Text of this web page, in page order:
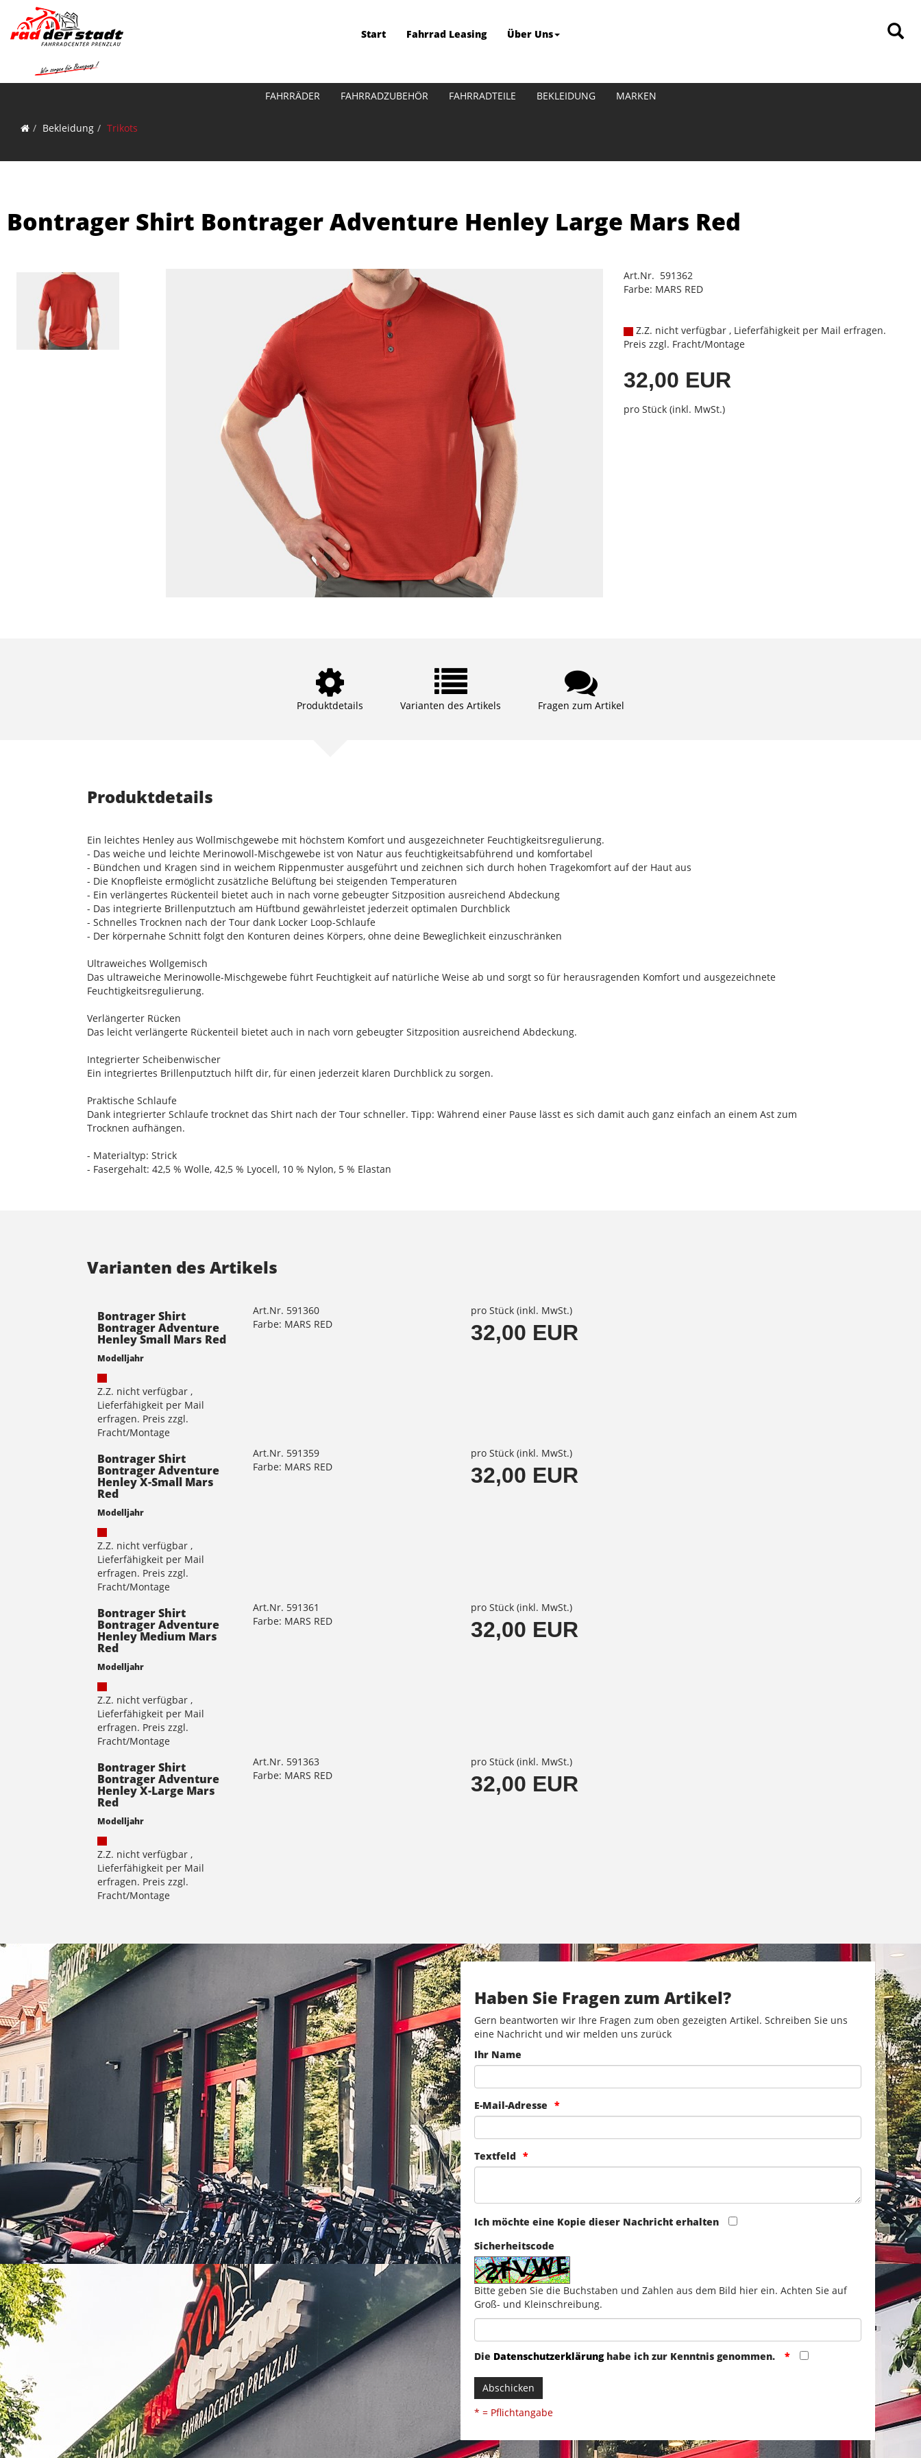
Start Fahrrad Leasing Über Uns
FAHRRÄDER FAHRRADZUBEHÖR FAHRRADTEILE BEKLEIDUNG MARKEN
Bekleidung Trikots
Bontrager Shirt Bontrager Adventure Henley Large Mars Red
Art.Nr. 591362
Farbe: MARS RED
Z.Z. nicht verfügbar , Lieferfähigkeit per Mail erfragen.
Preis zzgl. Fracht/Montage
32,00 EUR
pro Stück (inkl. MwSt.)
Produktdetails Varianten des Artikels Fragen zum Artikel
Produktdetails
Ein leichtes Henley aus Wollmischgewebe mit höchstem Komfort und ausgezeichneter Feuchtigkeitsregulierung.
- Das weiche und leichte Merinowoll-Mischgewebe ist von Natur aus feuchtigkeitsabführend und komfortabel
- Bündchen und Kragen sind in weichem Rippenmuster ausgeführt und zeichnen sich durch hohen Tragekomfort auf der Haut aus
- Die Knopfleiste ermöglicht zusätzliche Belüftung bei steigenden Temperaturen
- Ein verlängertes Rückenteil bietet auch in nach vorne gebeugter Sitzposition ausreichend Abdeckung
- Das integrierte Brillenputztuch am Hüftbund gewährleistet jederzeit optimalen Durchblick
- Schnelles Trocknen nach der Tour dank Locker Loop-Schlaufe
- Der körpernahe Schnitt folgt den Konturen deines Körpers, ohne deine Beweglichkeit einzuschränken
Ultraweiches Wollgemisch
Das ultraweiche Merinowolle-Mischgewebe führt Feuchtigkeit auf natürliche Weise ab und sorgt so für herausragenden Komfort und ausgezeichnete
Feuchtigkeitsregulierung.
Verlängerter Rücken
Das leicht verlängerte Rückenteil bietet auch in nach vorn gebeugter Sitzposition ausreichend Abdeckung.
Integrierter Scheibenwischer
Ein integriertes Brillenputztuch hilft dir, für einen jederzeit klaren Durchblick zu sorgen.
Praktische Schlaufe
Dank integrierter Schlaufe trocknet das Shirt nach der Tour schneller. Tipp: Während einer Pause lässt es sich damit auch ganz einfach an einem Ast zum
Trocknen aufhängen.
- Materialtyp: Strick
- Fasergehalt: 42,5 % Wolle, 42,5 % Lyocell, 10 % Nylon, 5 % Elastan
Varianten des Artikels
Bontrager Shirt
Bontrager Adventure
Henley Small Mars Red
Modelljahr
Z.Z. nicht verfügbar ,
Lieferfähigkeit per Mail
erfragen. Preis zzgl.
Fracht/Montage
Art.Nr. 591360
Farbe: MARS RED
pro Stück (inkl. MwSt.)
32,00 EUR
Bontrager Shirt
Bontrager Adventure
Henley X-Small Mars
Red
Modelljahr
Z.Z. nicht verfügbar ,
Lieferfähigkeit per Mail
erfragen. Preis zzgl.
Fracht/Montage
Art.Nr. 591359
Farbe: MARS RED
pro Stück (inkl. MwSt.)
32,00 EUR
Bontrager Shirt
Bontrager Adventure
Henley Medium Mars
Red
Modelljahr
Z.Z. nicht verfügbar ,
Lieferfähigkeit per Mail
erfragen. Preis zzgl.
Fracht/Montage
Art.Nr. 591361
Farbe: MARS RED
pro Stück (inkl. MwSt.)
32,00 EUR
Bontrager Shirt
Bontrager Adventure
Henley X-Large Mars
Red
Modelljahr
Z.Z. nicht verfügbar ,
Lieferfähigkeit per Mail
erfragen. Preis zzgl.
Fracht/Montage
Art.Nr. 591363
Farbe: MARS RED
pro Stück (inkl. MwSt.)
32,00 EUR
Haben Sie Fragen zum Artikel?
Gern beantworten wir Ihre Fragen zum oben gezeigten Artikel. Schreiben Sie uns
eine Nachricht und wir melden uns zurück
Ihr Name
E-Mail-Adresse
Textfeld
Ich möchte eine Kopie dieser Nachricht erhalten
Sicherheitscode
Bitte geben Sie die Buchstaben und Zahlen aus dem Bild hier ein. Achten Sie auf
Groß- und Kleinschreibung.
Die Datenschutzerklärunghabe ich zur Kenntnis genommen.
Abschicken
* = Pflichtangabe